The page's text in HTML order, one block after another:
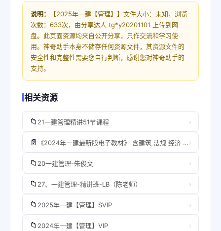
说明：
【2025年一建【管理】】文件大小：未知，浏览
次数：633次，由分享达人 tg*y20201101 上传到网
盘。此页面资源均来自公开分享，只作交流和学习使
用。神奇助手本身不储存任何资源文件，其资源文件的
安全性和完整性需要您自行判断，感谢您对神奇助手的
支持。
相关资源
📁 21一建管理精讲51节课程 ›
📄 《2024年一建最新版电子教材》 含建筑 法规 经济 机电 管理等[pdf] ​​​›
📁 20一建管理-朱俊文 ›
📁 27、一建管理-精讲班-LB（陈老师） ›
📁 2025年一建【管理】SVIP ›
📁 2024年一建【管理】VIP ›